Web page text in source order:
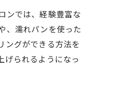
ンでは、経験豊富な
、濡れパンを使った
ングができる方法を
げられるようになっ